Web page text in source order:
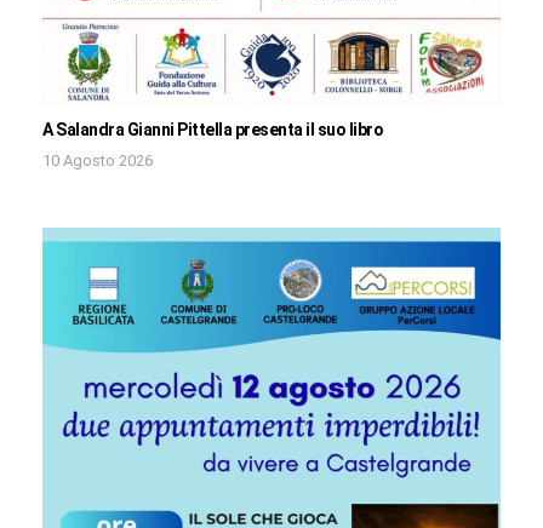
A Salandra Gianni Pittella presenta il suo libro
10 Agosto 2026